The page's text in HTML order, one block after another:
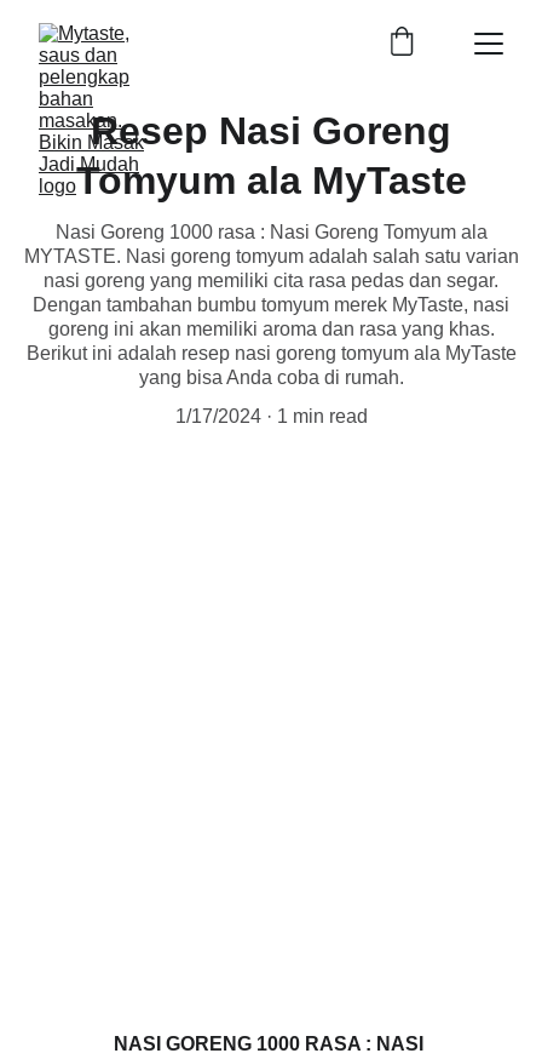
Resep Nasi Goreng
Tomyum ala MyTaste
Nasi Goreng 1000 rasa : Nasi Goreng Tomyum ala
MYTASTE. Nasi goreng tomyum adalah salah satu varian
nasi goreng yang memiliki cita rasa pedas dan segar.
Dengan tambahan bumbu tomyum merek MyTaste, nasi
goreng ini akan memiliki aroma dan rasa yang khas.
Berikut ini adalah resep nasi goreng tomyum ala MyTaste
yang bisa Anda coba di rumah.
1/17/2024
1 min read
NASI GORENG 1000 RASA : NASI